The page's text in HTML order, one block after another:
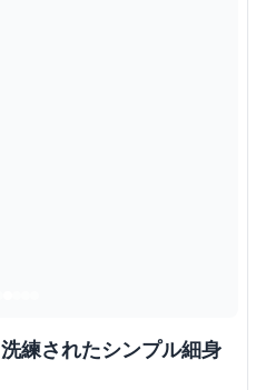
練されたシンプル細身